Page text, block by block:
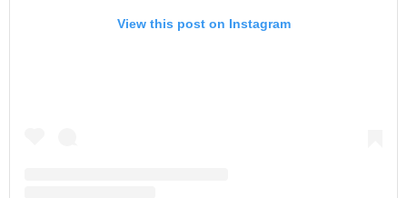
View this post on Instagram